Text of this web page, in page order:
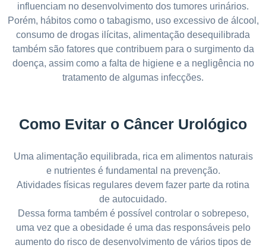
influenciam no desenvolvimento dos tumores urinários.
Porém, hábitos como o tabagismo, uso excessivo de álcool,
consumo de drogas ilícitas, alimentação desequilibrada
também são fatores que contribuem para o surgimento da
doença, assim como a falta de higiene e a negligência no
tratamento de algumas infecções.
Como Evitar o Câncer Urológico
Uma alimentação equilibrada, rica em alimentos naturais
e nutrientes é fundamental na prevenção.
Atividades físicas regulares devem fazer parte da rotina
de autocuidado.
Dessa forma também é possível controlar o sobrepeso,
uma vez que a obesidade é uma das responsáveis pelo
aumento do risco de desenvolvimento de vários tipos de